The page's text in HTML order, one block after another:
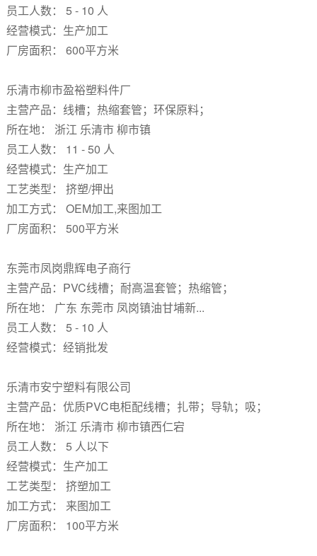
员工人数： 5 - 10 人
经营模式：生产加工
厂房面积： 600平方米
乐清市柳市盈裕塑料件厂
主营产品：线槽；热缩套管；环保原料；
所在地： 浙江 乐清市 柳市镇
员工人数： 11 - 50 人
经营模式：生产加工
工艺类型： 挤塑/押出
加工方式： OEM加工,来图加工
厂房面积： 500平方米
东莞市凤岗鼎辉电子商行
主营产品：PVC线槽；耐高温套管；热缩管；
所在地： 广东 东莞市 凤岗镇油甘埔新...
员工人数： 5 - 10 人
经营模式：经销批发
乐清市安宁塑料有限公司
主营产品：优质PVC电柜配线槽；扎带；导轨；吸；
所在地： 浙江 乐清市 柳市镇西仁宕
员工人数： 5 人以下
经营模式：生产加工
工艺类型： 挤塑加工
加工方式： 来图加工
厂房面积： 100平方米